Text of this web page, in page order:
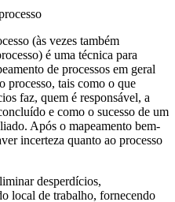
(às vezes também
é uma técnica para
de processos em geral
processo, tais como o que
faz, quem é responsável, a
e como o sucesso de um
Após o mapeamento bem-
incerteza quanto ao processo
desperdícios,
local de trabalho, fornecendo